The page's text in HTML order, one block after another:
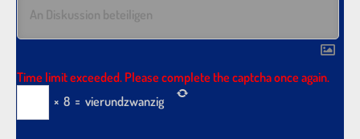
Time limit exceeded. Please complete the captcha once again.
× 8 = vierundzwanzig